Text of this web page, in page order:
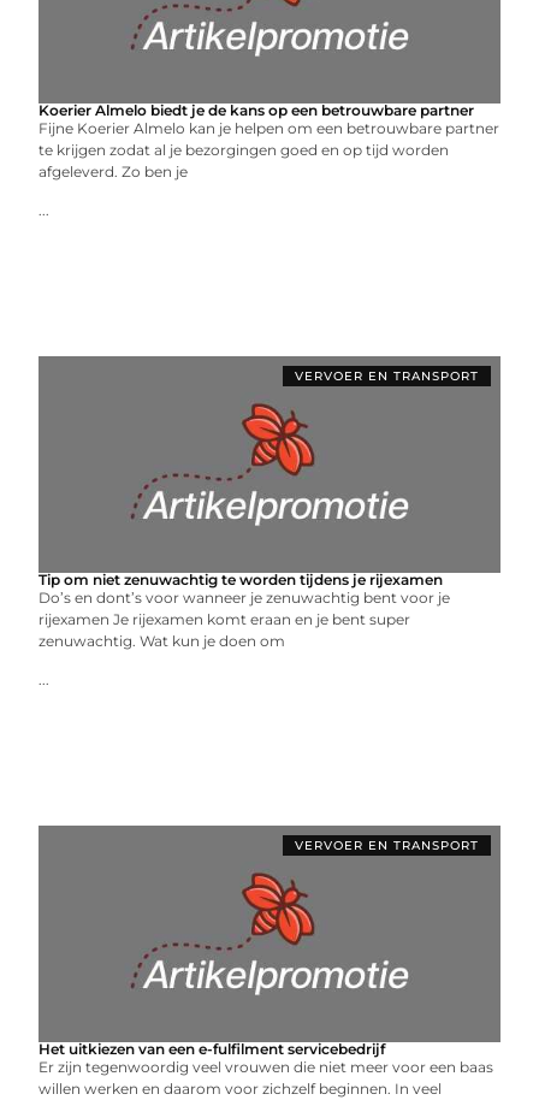
Koerier Almelo biedt je de kans op een betrouwbare partner
Fijne Koerier Almelo kan je helpen om een betrouwbare partner
te krijgen zodat al je bezorgingen goed en op tijd worden
afgeleverd. Zo ben je
...
VERVOER EN TRANSPORT
Tip om niet zenuwachtig te worden tijdens je rijexamen
Do’s en dont’s voor wanneer je zenuwachtig bent voor je
rijexamen Je rijexamen komt eraan en je bent super
zenuwachtig. Wat kun je doen om
...
VERVOER EN TRANSPORT
Het uitkiezen van een e-fulfilment servicebedrijf
Er zijn tegenwoordig veel vrouwen die niet meer voor een baas
willen werken en daarom voor zichzelf beginnen. In veel